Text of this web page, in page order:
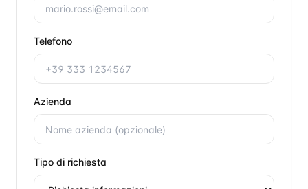
Telefono
Azienda
Tipo di richiesta